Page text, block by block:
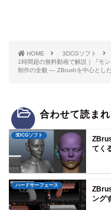
HOME 3DCGソフト
1時間超の無料動画で解説｜『モ
制作の全貌 ― ZBrushを中心とし
合わせて読ま
3DCGソフト
てく
ハードサーフェース
ング